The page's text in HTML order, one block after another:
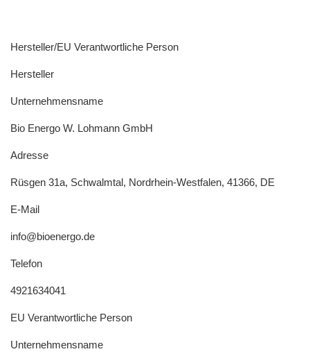
Hersteller/EU Verantwortliche Person
Hersteller
Unternehmensname
Bio Energo W. Lohmann GmbH
Adresse
Rüsgen 31a, Schwalmtal, Nordrhein-Westfalen, 41366, DE
E-Mail
info@bioenergo.de
Telefon
4921634041
EU Verantwortliche Person
Unternehmensname